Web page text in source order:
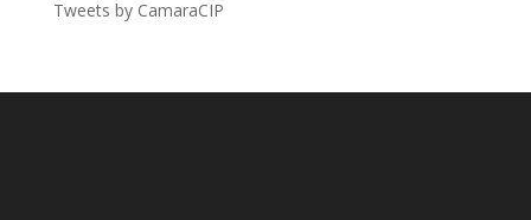
Tweets by CamaraCIP